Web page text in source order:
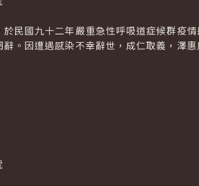
民國九十二年嚴重急性呼吸道症候群疫
。因遭遇感染不幸辭世，成仁取義，澤